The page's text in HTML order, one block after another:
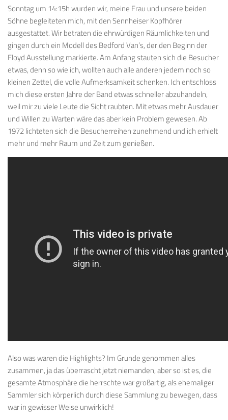
Sonntag um 14:15h wurden wir, meine Frau und unsere beiden
Söhne begleiteten mich, mit den Sennheiser Kopfhörer
ausgestattet. Wir betraten die ehrwürdigen Räumlichkeiten und
gingen durch ein Modell des Bedford Van’s, der den Beginn der
Floyd Ausstellung markierte. Am Anfang stauten sich die Besucher
etwas, denn so wie ich, wollten auch alle anderen jedem noch so
kleinen Zettel, die volle Aufmerksamkeit schenken. Ich entschloss
mich diese ersten Jahre der Band etwas schneller abzuhandeln,
weil mir zu viele Leute die Sicht raubten. Mit etwas mehr Ausdauer
und Willen zu Warten wäre das aber kein Problem gewesen. Ab
1972 lichteten sich die Besucherreihen zunehmend und ich erhielt
mehr und mehr Raum und Zeit zum genießen.
Also was waren die Highlights? Im Grunde genommen alles
zusammen, ja das überrascht jetzt niemanden, aber so ist es, die
gesamte Atmosphäre die herrschte war großartig, als ehemaliger
Sammler sich körperlich durch diese Sammlung zu bewegen, dass
war in gewisser Weise unwirklich!